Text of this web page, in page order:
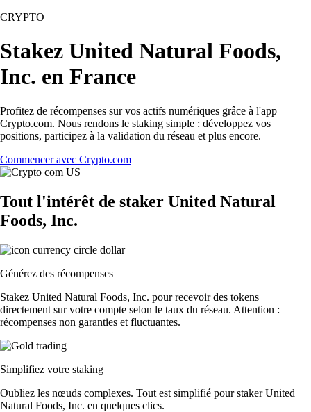
CRYPTO
Stakez United Natural Foods,
Inc. en France
Profitez de récompenses sur vos actifs numériques grâce à l'app
Crypto.com. Nous rendons le staking simple : développez vos
positions, participez à la validation du réseau et plus encore.
Commencer avec Crypto.com
Tout l'intérêt de staker United Natural
Foods, Inc.
Générez des récompenses
Stakez United Natural Foods, Inc. pour recevoir des tokens
directement sur votre compte selon le taux du réseau. Attention :
récompenses non garanties et fluctuantes.
Simplifiez votre staking
Oubliez les nœuds complexes. Tout est simplifié pour staker United
Natural Foods, Inc. en quelques clics.